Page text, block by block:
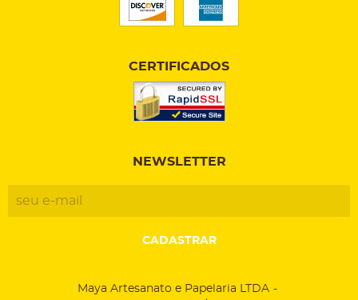
CERTIFICADOS
NEWSLETTER
CADASTRAR
Maya Artesanato e Papelaria LTDA